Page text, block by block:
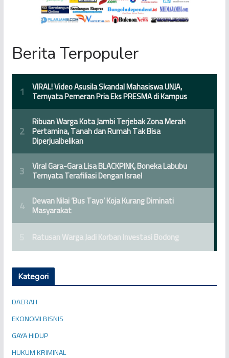
Berita Terpopuler
Kategori
DAERAH
EKONOMI BISNIS
GAYA HIDUP
HUKUM KRIMINAL